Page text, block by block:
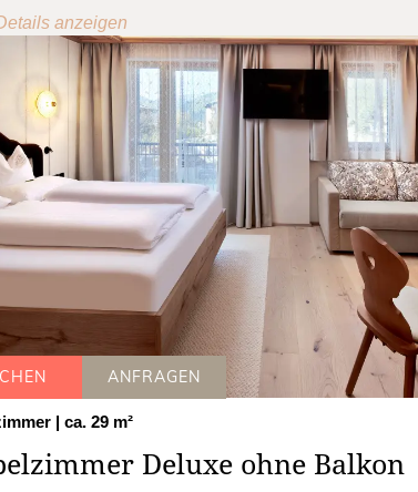
anzeigen
ANFRAGEN
| ca. 29 m²
Deluxe ohne Balkon